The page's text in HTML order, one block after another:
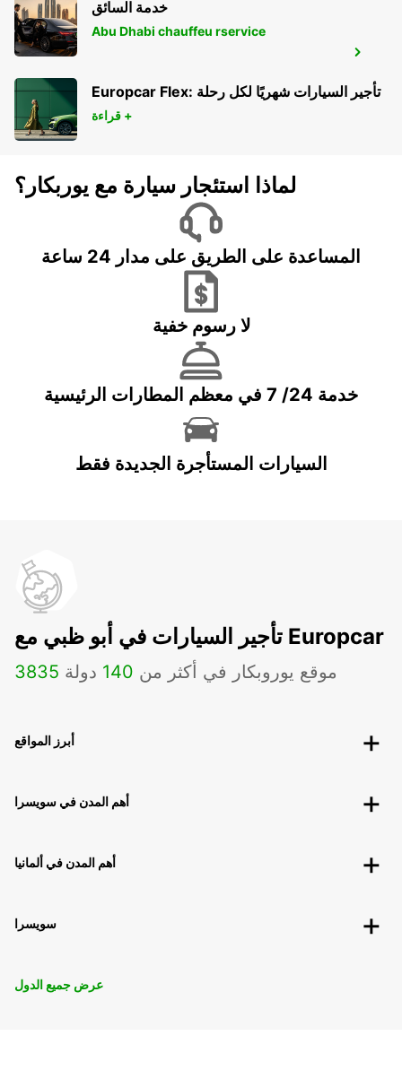
MELBOURNE SOUTHBANK
SOUTHBANK - AUSTRALIA
خدمة السائق
Abu Dhabi chauffeu rservice
Europcar Flex: تأجير السيارات شهريًا لكل رحلة
قراءة +
لماذا استئجار سيارة مع يوربكار؟
المساعدة على الطريق على مدار 24 ساعة
لا رسوم خفية
خدمة 24/ 7 في معظم المطارات الرئيسية
السيارات المستأجرة الجديدة فقط
تأجير السيارات في أبو ظبي مع Europcar
3835 موقع يوروبكار في أكثر من 140 دولة
أبرز المواقع
أهم المدن في سويسرا
أهم المدن في ألمانيا
سويسرا
عرض جميع الدول